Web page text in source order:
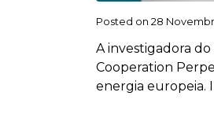
Posted on 28
A investigadora
Cooperation
energia europeia.